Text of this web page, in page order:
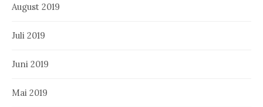
August 2019
Juli 2019
Juni 2019
Mai 2019